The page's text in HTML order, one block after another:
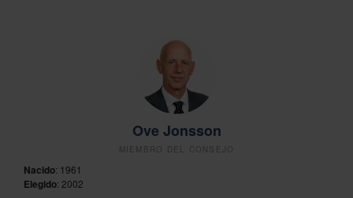
Ove Jonsson
MIEMBRO DEL CONSEJO
Nacido: 1961
Elegido: 2002